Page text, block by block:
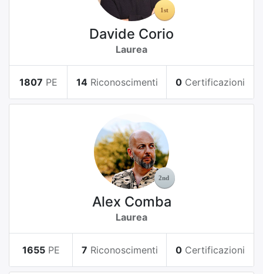
Davide Corio
Laurea
1807 PE 14 Riconoscimenti 0 Certificazioni
Alex Comba
Laurea
1655 PE 7 Riconoscimenti 0 Certificazioni